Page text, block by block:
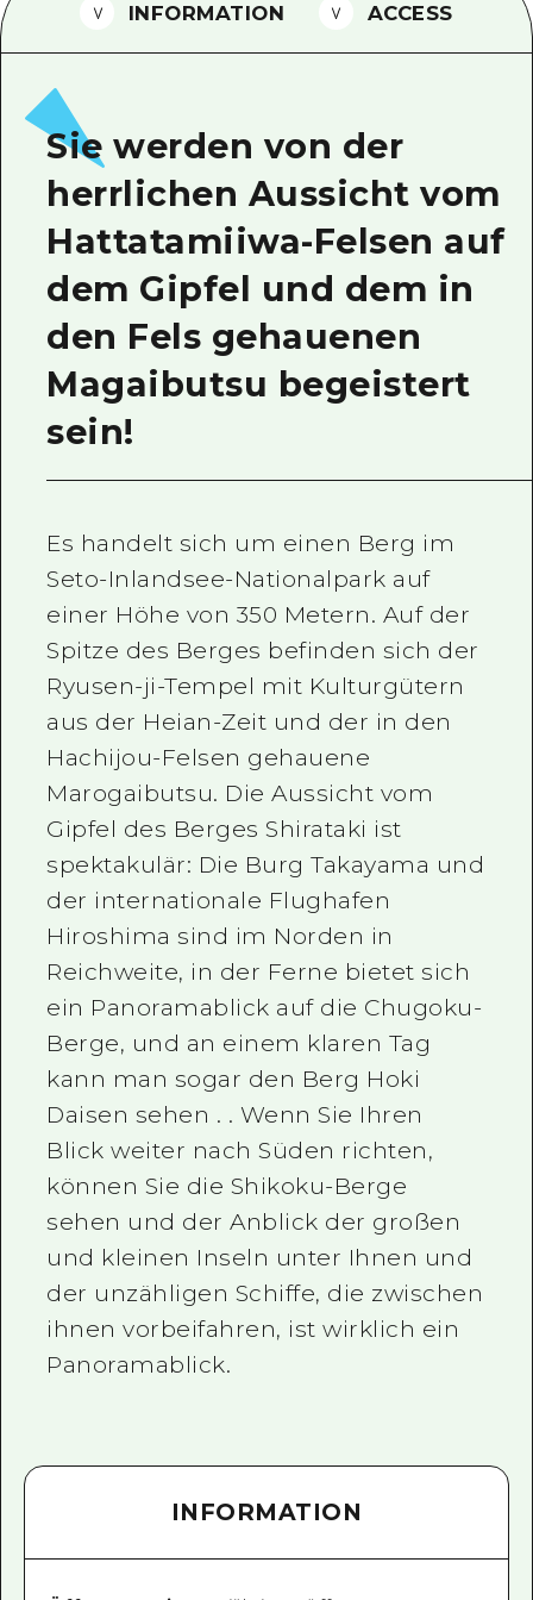
FAQs
Foto-Download
Transportinformationen bei
INFORMATION ACCESS
Sie werden von der
herrlichen Aussicht vom
Hattatamiiwa-Felsen auf
dem Gipfel und dem in
den Fels gehauenen
Magaibutsu begeistert
sein!
Es handelt sich um einen Berg im
Seto-Inlandsee-Nationalpark auf
einer Höhe von 350 Metern. Auf der
Spitze des Berges befinden sich der
Ryusen-ji-Tempel mit Kulturgütern
aus der Heian-Zeit und der in den
Hachijou-Felsen gehauene
Marogaibutsu. Die Aussicht vom
Gipfel des Berges Shirataki ist
spektakulär: Die Burg Takayama und
der internationale Flughafen
Hiroshima sind im Norden in
Reichweite, in der Ferne bietet sich
ein Panoramablick auf die Chugoku-
Berge, und an einem klaren Tag
kann man sogar den Berg Hoki
Daisen sehen . . Wenn Sie Ihren
Blick weiter nach Süden richten,
können Sie die Shikoku-Berge
sehen und der Anblick der großen
und kleinen Inseln unter Ihnen und
der unzähligen Schiffe, die zwischen
ihnen vorbeifahren, ist wirklich ein
Panoramablick.
INFORMATION